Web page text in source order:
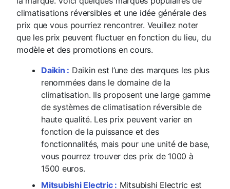
climatisations réversibles et une idée générale des
prix que vous pourriez rencontrer. Veuillez noter
que les prix peuvent fluctuer en fonction du lieu, du
modèle et des promotions en cours.
Daikin : Daikin est l’une des marques les plus
renommées dans le domaine de la
climatisation. Ils proposent une large gamme
de systèmes de climatisation réversible de
haute qualité. Les prix peuvent varier en
fonction de la puissance et des
fonctionnalités, mais pour une unité de base,
vous pourrez trouver des prix de 1000 à
1500 euros.
Mitsubishi Electric : Mitsubishi Electric est